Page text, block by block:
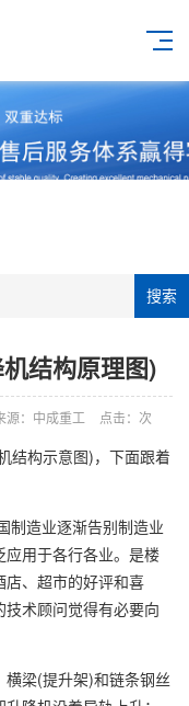
搜索
结构原理图)
源：中成重工 点击： 次
结构示意图)，下面跟着
制造业逐渐告别制造业
用于各行各业。是楼
店、超市的好评和喜
术顾问觉得有必要向
梁(提升架)和链条钢丝